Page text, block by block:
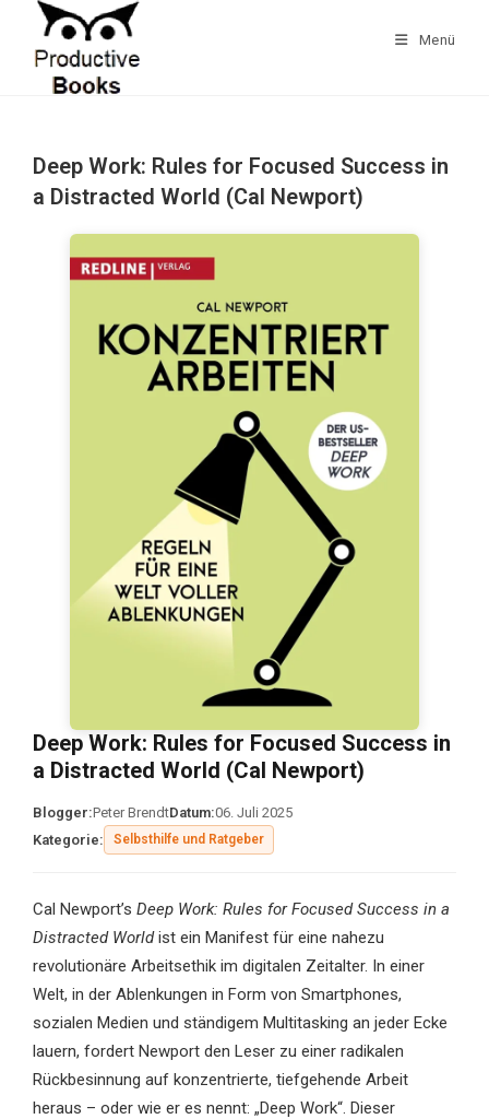
springen
Menü
Deep Work: Rules for Focused Success in
a Distracted World (Cal Newport)
Deep Work: Rules for Focused Success in
a Distracted World (Cal Newport)
Blogger:Peter BrendtDatum:06. Juli 2025
Kategorie:
Selbsthilfe und Ratgeber
Cal Newport’s Deep Work: Rules for Focused Success in a
Distracted Worldist ein Manifest für eine nahezu
revolutionäre Arbeitsethik im digitalen Zeitalter. In einer
Welt, in der Ablenkungen in Form von Smartphones,
sozialen Medien und ständigem Multitasking an jeder Ecke
lauern, fordert Newport den Leser zu einer radikalen
Rückbesinnung auf konzentrierte, tiefgehende Arbeit
heraus – oder wie er es nennt: „Deep Work“. Dieser